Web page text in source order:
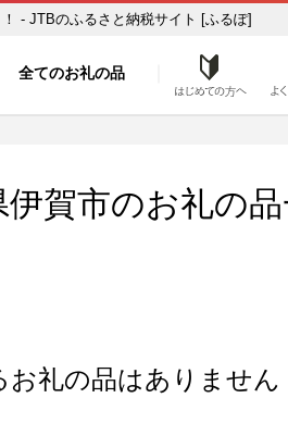
ーポンをＧＥＴ！ - JTBのふるさと納税サイト [ふるぽ]
全てのお礼の品
伊賀市のお礼の
お礼の品はありません